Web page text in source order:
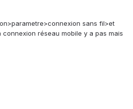
sans fil>et
réseau mobile y a pas mais